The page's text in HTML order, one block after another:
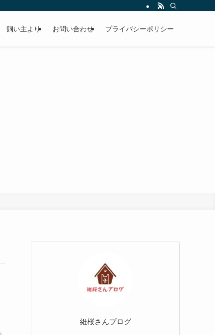
飼い主より お問い合わせ プライバシーポリシー
維桜さんブログ